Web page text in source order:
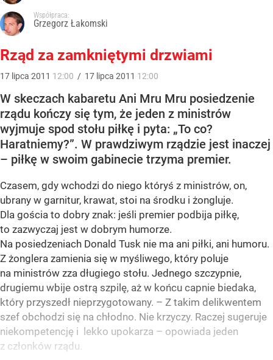
Współpraca:
Grzegorz Łakomski
Rząd za zamkniętymi drzwiami
17 lipca 2011 12:00 / 17 lipca 2011 12:00
W skeczach kabaretu Ani Mru Mru posiedzenie
rządu kończy się tym, że jeden z ministrów
wyjmuje spod stołu piłkę i pyta: „To co?
Haratniemy?”. W prawdziwym rządzie jest inaczej
– piłkę w swoim gabinecie trzyma premier.
Czasem, gdy wchodzi do niego któryś z ministrów, on,
ubrany w garnitur, krawat, stoi na środku i żongluje.
Dla gościa to dobry znak: jeśli premier podbija piłkę,
to zazwyczaj jest w dobrym humorze.
Na posiedzeniach Donald Tusk nie ma ani piłki, ani humoru.
Z żonglera zamienia się w myśliwego, który poluje
na ministrów zza długiego stołu. Jednego szczypnie,
drugiemu wbije ostrą szpilę, aż w końcu capnie biedaka,
który przyszedł nieprzygotowany. – Z takim delikwentem
szef obchodzi się na chłodno. Nie krzyczy. Raczej sugeruje
niekompetencję i lekko upokarza – opowiada jeden
z członków rządu.